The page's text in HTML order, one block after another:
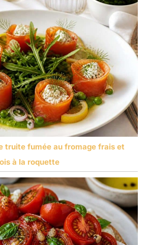
truite fumée au fromage frais et
à la roquette